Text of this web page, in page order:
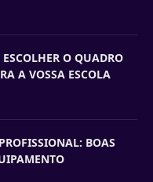
O QUADRO
A VOSSA ESCOLA
BOAS